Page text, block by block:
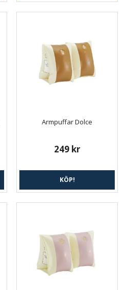
Armpuffar Dolce
249 kr
KÖP!